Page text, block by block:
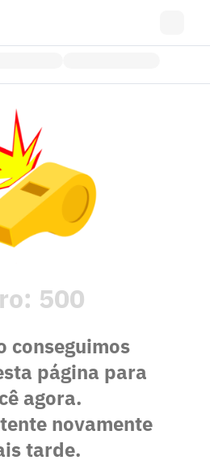
500
conseguimos
página para
agora.
novamente
tarde.